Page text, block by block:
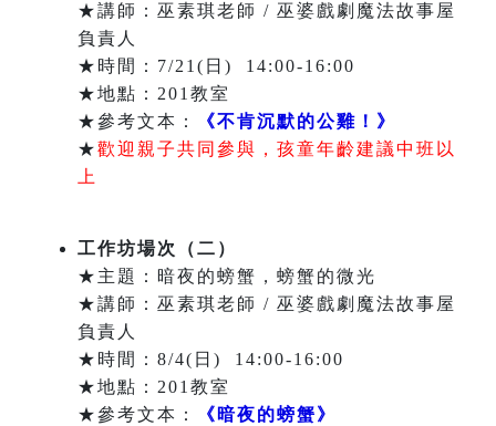
★講師：巫素琪老師 / 巫婆戲劇魔法故事屋
負責人
★時間：7/21(日) 14:00-16:00
★地點：201教室
★參考文本：
《不肯沉默的公雞！》
★歡迎親子共同參與，孩童年齡建議中班以
上
工作坊場次（二）
★主題：暗夜的螃蟹，螃蟹的微光
★講師：巫素琪老師 / 巫婆戲劇魔法故事屋
負責人
★時間：8/4(日) 14:00-16:00
★地點：201教室
★參考文本：
《暗夜的螃蟹》